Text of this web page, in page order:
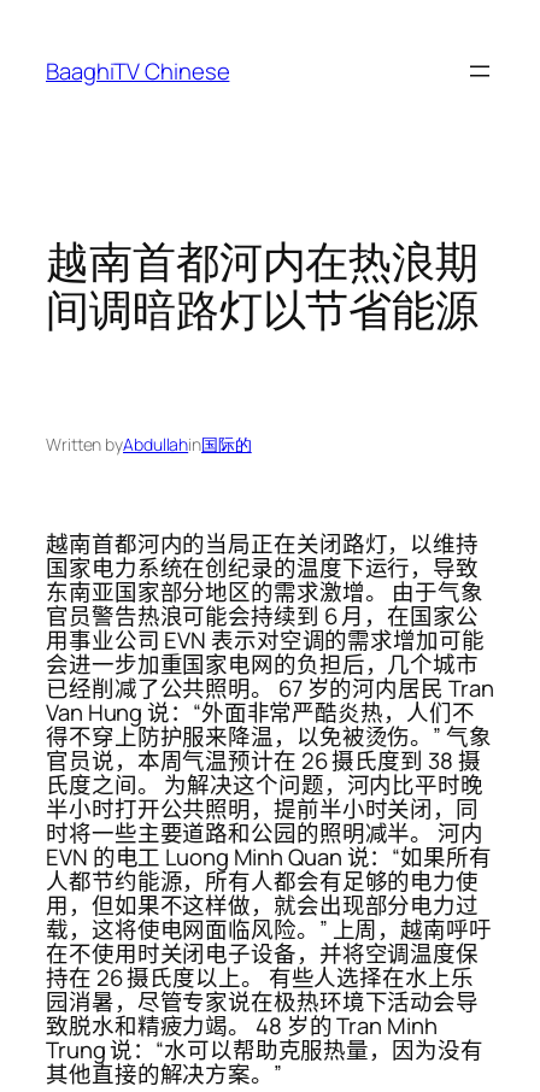
content
BaaghiTV Chinese
越南首都河内在热浪期
间调暗路灯以节省能源
Written byAbdullahin国际的
越南首都河内的当局正在关闭路灯，以维持
国家电力系统在创纪录的温度下运行，导致
东南亚国家部分地区的需求激增。 由于气象
官员警告热浪可能会持续到 6 月，在国家公
用事业公司 EVN 表示对空调的需求增加可能
会进一步加重国家电网的负担后，几个城市
已经削减了公共照明。 67 岁的河内居民 Tran
Van Hung 说：“外面非常严酷炎热，人们不
得不穿上防护服来降温，以免被烫伤。” 气象
官员说，本周气温预计在 26 摄氏度到 38 摄
氏度之间。 为解决这个问题，河内比平时晚
半小时打开公共照明，提前半小时关闭，同
时将一些主要道路和公园的照明减半。 河内
EVN 的电工 Luong Minh Quan 说：“如果所有
人都节约能源，所有人都会有足够的电力使
用，但如果不这样做，就会出现部分电力过
载，这将使电网面临风险。” 上周，越南呼吁
在不使用时关闭电子设备，并将空调温度保
持在 26 摄氏度以上。 有些人选择在水上乐
园消暑，尽管专家说在极热环境下活动会导
致脱水和精疲力竭。 48 岁的 Tran Minh
Trung 说：“水可以帮助克服热量，因为没有
其他直接的解决方案。”